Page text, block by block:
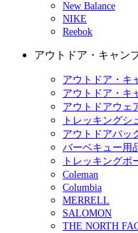
New Balance
NIKE
Reebok
アウトドア・キャン
アウトドア・キ
アウトドア・キ
アウトドアウェ
トレッキングシ
アウトドアバッ
バーベキュー用
トレッキングポ
Coleman
Columbia
MERRELL
SALOMON
THE NORTH